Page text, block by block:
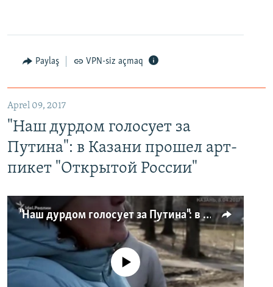
Paylaş VPN-siz açmaq
Aprel 09, 2017
"Наш дурдом голосует за
Путина": в Казани прошел арт-
пикет "Открытой России"
"Наш дурдом голосует за Путина": в Казани прошел арт-пикет "Открытой России"
No media source currently available